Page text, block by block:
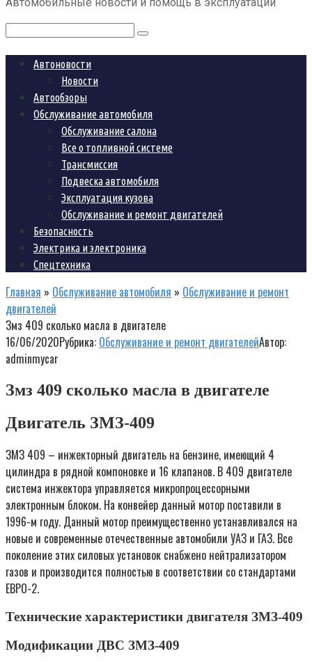
Поиск:
Автоновости
Новости
Автообзоры
Обслуживание автомобиля
Обслуживание салона
Все о топливной системе
Трансмиссия
Подвеска автомобиля
Эксплуатация кузова
Обслуживание и ремонт двигателей
Безопасность
Электрика и электроника
Спецтехника
Главная » Обслуживание автомобиля » Обслуживание и ремонт
двигателей
Змз 409 сколько масла в двигателе
16/06/2020Рубрика: Обслуживание и ремонт двигателейАвтор:
adminmycar
Змз 409 сколько масла в двигателе
Двигатель ЗМЗ-409
ЗМЗ 409 – инжекторный двигатель на бензине, имеющий 4
цилиндра в рядной компоновке и 16 клапанов. В 409 двигателе
система инжектора управляется микропроцессорными
электронным блоком. На конвейер данный мотор поставили в
1996-м году. Данный мотор преимущественно устанавливался на
новые и современные отечественные автомобили УАЗ и ГАЗ. Все
поколение этих силовых установок снабжено нейтрализатором
газов и производится полностью в соответствии со стандартами
ЕВРО-2.
Технические характеристики двигателя ЗМЗ-409
Модификации ДВС ЗМЗ-409